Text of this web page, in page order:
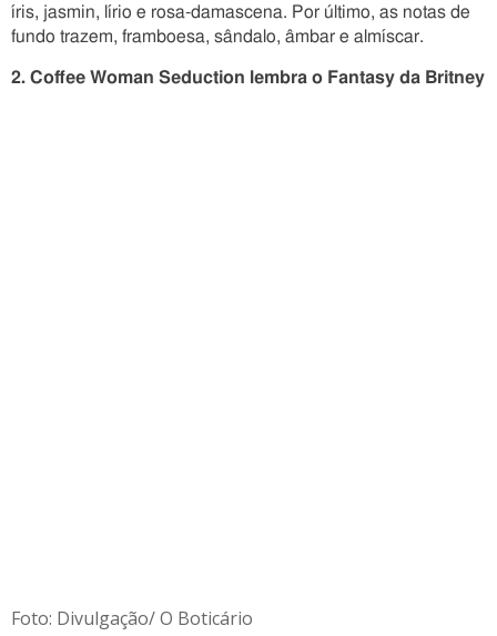
íris, jasmin, lírio e rosa-damascena. Por último, as notas de
fundo trazem, framboesa, sândalo, âmbar e almíscar.
2. Coffee Woman Seduction lembra o Fantasy da Britney
Foto: Divulgação/ O Boticário